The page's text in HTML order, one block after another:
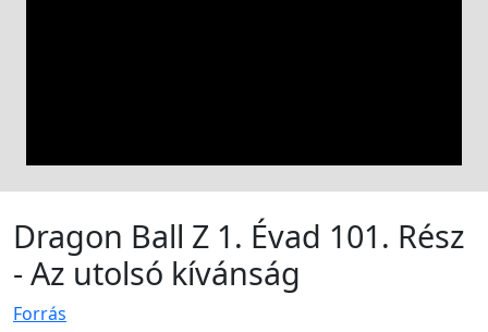
Dragon Ball Z 1. Évad 101. Rész
- Az utolsó kívánság
Forrás